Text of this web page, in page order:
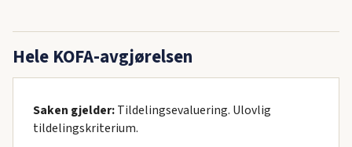
Hele KOFA-avgjørelsen
Saken gjelder:Tildelingsevaluering. Ulovlig
tildelingskriterium.